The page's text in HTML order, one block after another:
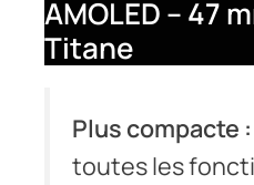
AMOLED – 47
Titane
Plus compacte :
toutes les